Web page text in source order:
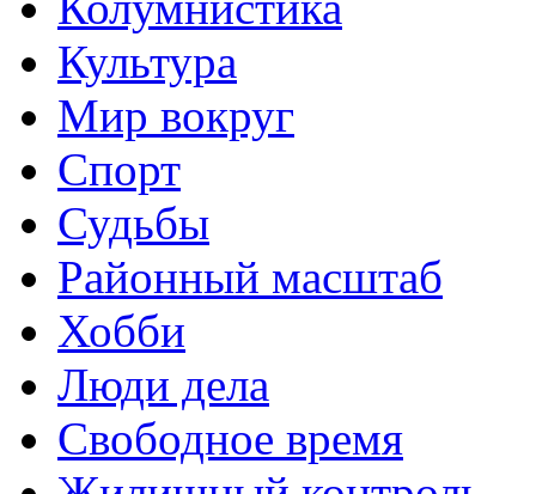
Культура
Мир вокруг
Спорт
Судьбы
Районный масштаб
Хобби
Люди дела
Свободное время